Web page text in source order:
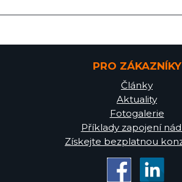
PRO ZÁKAZNÍKY
Články
Aktuality
Fotogalerie
Příklady zapojení
Získejte bezplatnou